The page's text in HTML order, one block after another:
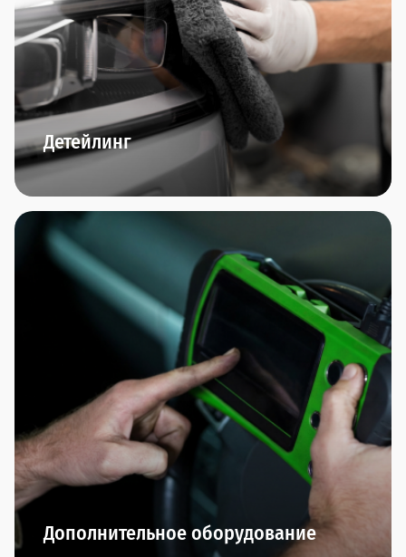
Детейлинг
Комплексная мойка автомобиля, химчистка
салона,багажника, обезжиривание кузова,
очистка чистящей глиной, чистка и полировка
колёсных дисков,нанесение прогрессивных
защитных покрытий (нанокерамика, воск,
антидождь) - мы любим заботиться о внешнем
виде вашего автомобиля.
Дополнительное оборудование